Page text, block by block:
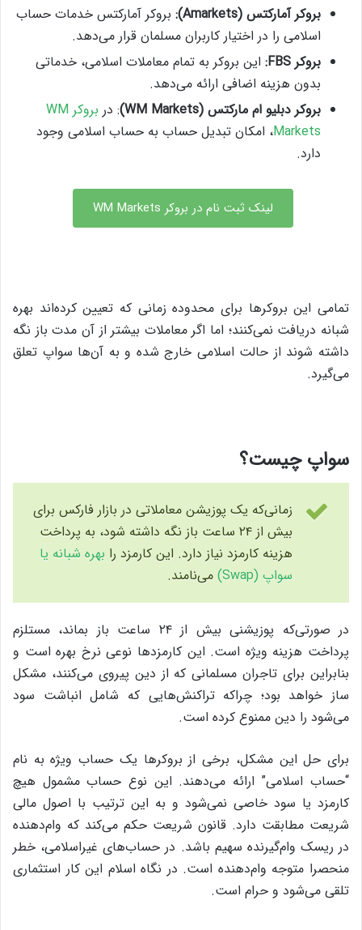
بروکر آمارکتس (Amarkets)
: بروکر آمارکتس خدمات حساب
اسلامی را در اختیار کاربران مسلمان قرار می‌دهد.
بروکر
: این بروکر به تمام معاملات اسلامی، خدماتی
بدون هزینه اضافی ارائه می‌دهد.
بروکر دبلیو ام مارکتس (WM Markets)
: در
بروکر WM
Markets، امکان تبدیل حساب به حساب اسلامی وجود
دارد.
لینک ثبت نام در بروکر WM Markets
تمامی این بروکرها برای محدوده زمانی که تعیین کرده‌اند بهره
شبانه دریافت نمی‌کنند؛ اما اگر معاملات بیشتر از آن مدت باز نگه
داشته شوند از حالت اسلامی خارج شده و به آن‌ها سواپ تعلق
می‌گیرد.
سواپ چیست؟
زمانی‌که یک پوزیشن معاملاتی در بازار فارکس برای
بیش از ۲۴ ساعت باز نگه داشته شود، به پرداخت
هزینه کارمزد نیاز دارد. این کارمزد را بهره شبانه یا
سواپ (Swap)
می‌نامند.
در صورتی‌که پوزیشنی بیش از ۲۴ ساعت باز بماند، مستلزم
پرداخت هزینه‌ ویژه است. این کارمزدها نوعی نرخ بهره است و
بنابراین برای تاجران مسلمانی که از دین پیروی می‌کنند، مشکل
ساز خواهد بود؛ چراکه تراکنش‌هایی که شامل انباشت سود
می‌شود را دین ممنوع کرده است.
برای حل این مشکل، برخی از بروکرها یک حساب ویژه به نام
“حساب اسلامی” ارائه می‌دهند. این نوع حساب مشمول هیچ
کارمزد یا سود خاصی نمی‌شود و به این ترتیب با اصول مالی
شریعت مطابقت دارد. قانون شریعت حکم می‌کند که وام‌دهنده
در ریسک وام‌گیرنده سهیم باشد. در حساب‌های غیراسلامی، خطر
منحصرا متوجه وام‌دهنده است. در نگاه اسلام این کار استثماری
تلقی می‌شود و حرام است.